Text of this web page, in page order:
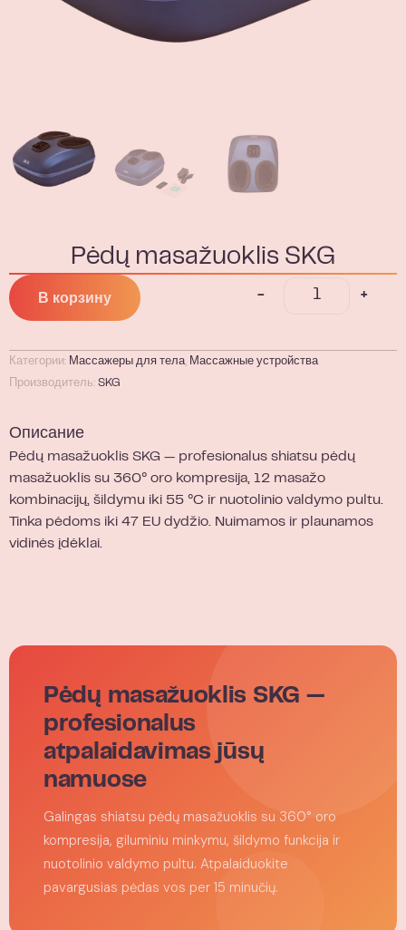
Pėdų masažuoklis SKG
- +
В корзину
Категории: Массажеры для тела, Массажные устройства
Производитель: SKG
Описание
Pėdų masažuoklis SKG — profesionalus shiatsu pėdų
masažuoklis su 360° oro kompresija, 12 masažo
kombinacijų, šildymu iki 55 °C ir nuotolinio valdymo pultu.
Tinka pėdoms iki 47 EU dydžio. Nuimamos ir plaunamos
vidinės įdėklai.
Pėdų masažuoklis SKG —
profesionalus
atpalaidavimas jūsų
namuose
Galingas shiatsu pėdų masažuoklis su 360° oro
kompresija, giluminiu minkymu, šildymo funkcija ir
nuotolinio valdymo pultu. Atpalaiduokite
pavargusias pėdas vos per 15 minučių.